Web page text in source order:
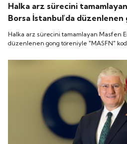
Halka arz sürecini
Borsa İstanbul'da
"MASFN" koduyla işlem
Halka arz sürecini tamamlayan Masfen
düzenlenen gong töreniyle "MASFN"